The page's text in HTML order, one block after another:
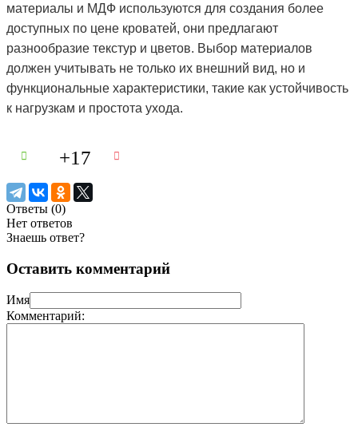
материалы и МДФ используются для создания более
доступных по цене кроватей, они предлагают
разнообразие текстур и цветов. Выбор материалов
должен учитывать не только их внешний вид, но и
функциональные характеристики, такие как устойчивость
к нагрузкам и простота ухода.
+17
Ответы (0)
Нет ответов
Знаешь ответ?
Оставить комментарий
Имя
Комментарий: